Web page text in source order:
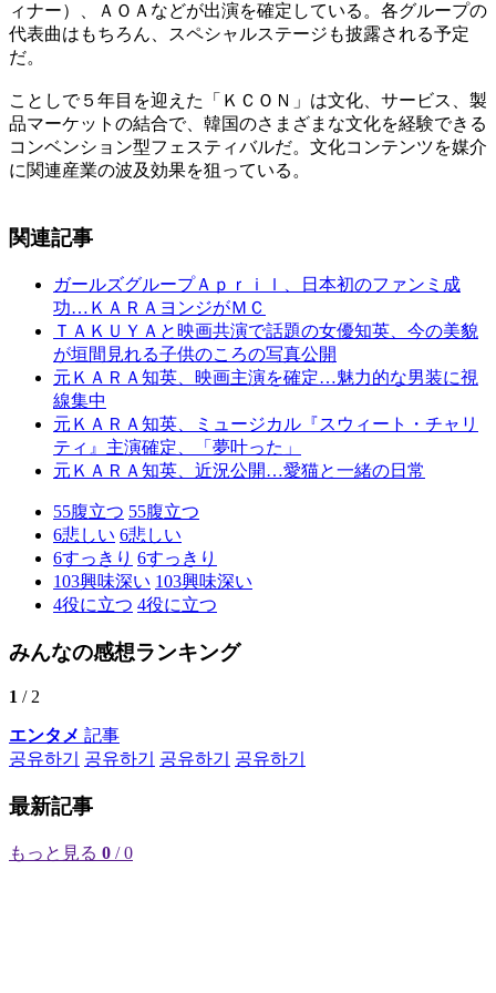
ィナー）、ＡＯＡなどが出演を確定している。各グループの
代表曲はもちろん、スペシャルステージも披露される予定
だ。
ことしで５年目を迎えた「ＫＣＯＮ」は文化、サービス、製
品マーケットの結合で、韓国のさまざまな文化を経験できる
コンベンション型フェスティバルだ。文化コンテンツを媒介
に関連産業の波及効果を狙っている。
関連記事
ガールズグループＡｐｒｉｌ、日本初のファンミ成
功…ＫＡＲＡヨンジがＭＣ
ＴＡＫＵＹＡと映画共演で話題の女優知英、今の美貌
が垣間見れる子供のころの写真公開
元ＫＡＲＡ知英、映画主演を確定…魅力的な男装に視
線集中
元ＫＡＲＡ知英、ミュージカル『スウィート・チャリ
ティ』主演確定、「夢叶った」
元ＫＡＲＡ知英、近況公開…愛猫と一緒の日常
55腹立つ 55腹立つ
6悲しい 6悲しい
6すっきり 6すっきり
103興味深い 103興味深い
4役に立つ 4役に立つ
みんなの感想ランキング
1 / 2
エンタメ 記事
공유하기
공유하기 공유하기 공유하기
最新記事
もっと見る 0 / 0